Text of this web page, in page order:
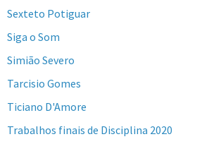
Sexteto Potiguar
Siga o Som
Simião Severo
Tarcisio Gomes
Ticiano D'Amore
Trabalhos finais de Disciplina 2020